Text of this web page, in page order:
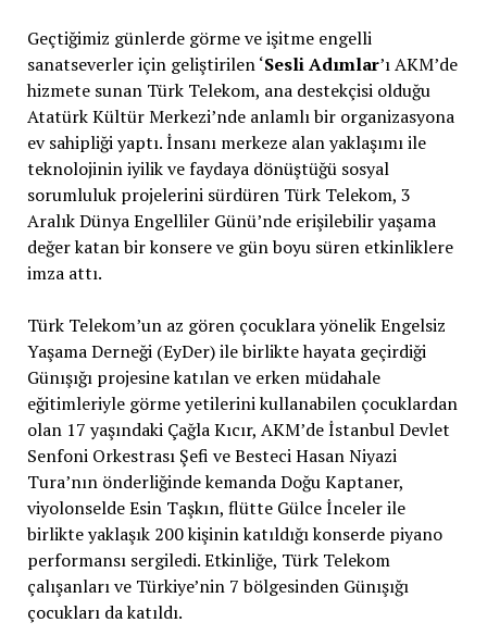
Geçtiğimiz günlerde görme ve işitme engelli
sanatseverler için geliştirilen ‘Sesli Adımlar’ı AKM’de
hizmete sunan Türk Telekom, ana destekçisi olduğu
Atatürk Kültür Merkezi’nde anlamlı bir organizasyona
ev sahipliği yaptı. İnsanı merkeze alan yaklaşımı ile
teknolojinin iyilik ve faydaya dönüştüğü sosyal
sorumluluk projelerini sürdüren Türk Telekom, 3
Aralık Dünya Engelliler Günü’nde erişilebilir yaşama
değer katan bir konsere ve gün boyu süren etkinliklere
imza attı.
Türk Telekom’un az gören çocuklara yönelik Engelsiz
Yaşama Derneği (EyDer) ile birlikte hayata geçirdiği
Günışığı projesine katılan ve erken müdahale
eğitimleriyle görme yetilerini kullanabilen çocuklardan
olan 17 yaşındaki Çağla Kıcır, AKM’de İstanbul Devlet
Senfoni Orkestrası Şefi ve Besteci Hasan Niyazi
Tura’nın önderliğinde kemanda Doğu Kaptaner,
viyolonselde Esin Taşkın, flütte Gülce İnceler ile
birlikte yaklaşık 200 kişinin katıldığı konserde piyano
performansı sergiledi. Etkinliğe, Türk Telekom
çalışanları ve Türkiye’nin 7 bölgesinden Günışığı
çocukları da katıldı.